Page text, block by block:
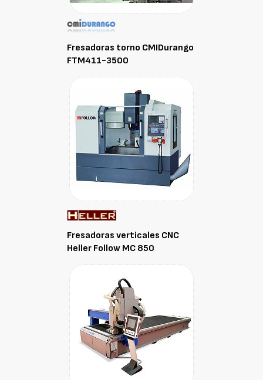
Fresadoras torno CMIDurango
FTM411-3500
Fresadoras verticales CNC
Heller Follow MC 850